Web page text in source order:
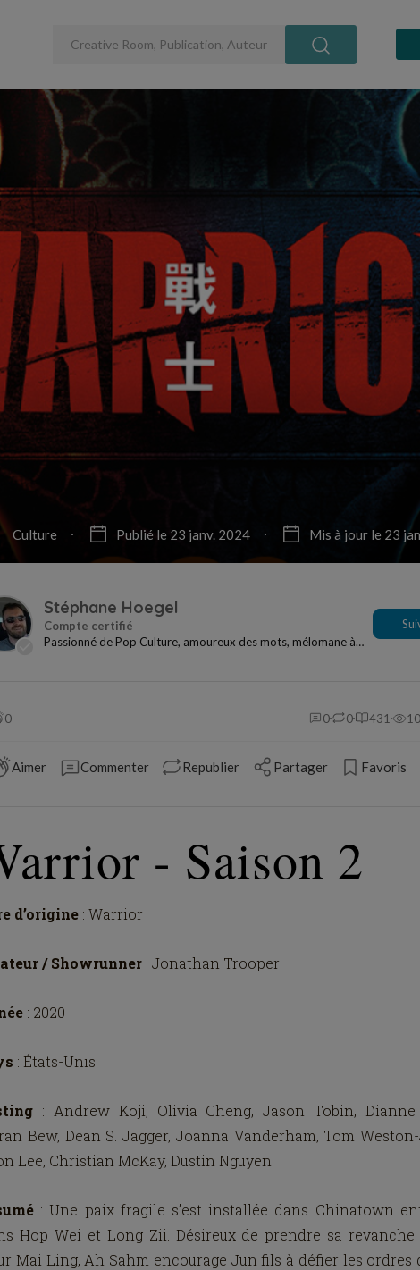
Culture Publié le 23 janv. 2024 Mis à jour le 23
Stéphane Hoegel
Passionné de Pop Culture, amoureux des mots, mélomane à
0 0 0 431
Aimer Commenter Republier Partager Favoris
- Saison 2
d’origine : Warrior
/ Showrunner : Jonathan Trooper
: 2020
: États-Unis
: Andrew Koji, Olivia Cheng, Jason Tobin, Dianne
Bew, Dean S. Jagger, Joanna Vanderham, Tom
Lee, Christian McKay, Dustin Nguyen
: Une paix fragile s’est installée dans Chinatown
Hop Wei et Long Zii. Désireux de prendre sa revanche
Mai Ling, Ah Sahm encourage Jun fils à défier les ordres